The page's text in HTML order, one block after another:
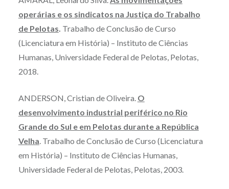
operárias e os sindicatos na Justiça do Trabalho
de Pelotas. Trabalho de Conclusão de Curso
(Licenciatura em História) – Instituto de Ciências
Humanas, Universidade Federal de Pelotas, Pelotas,
2018.
ANDERSON, Cristian de Oliveira. O
desenvolvimento industrial periférico no Rio
Grande do Sul e em Pelotas durante a República
Velha. Trabalho de Conclusão de Curso (Licenciatura
em História) – Instituto de Ciências Humanas,
Universidade Federal de Pelotas, Pelotas, 2003.